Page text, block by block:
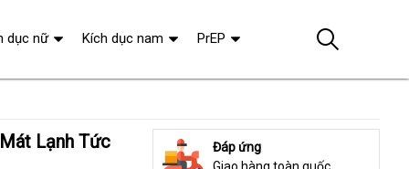
Đáp ứng
dục nữ Kích dục nam PrEP